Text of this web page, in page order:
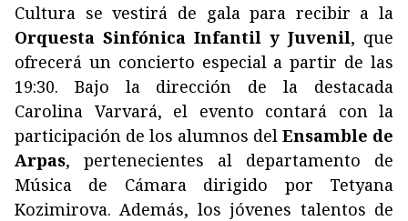
Cultura se vestirá de gala para recibir a la
Orquesta Sinfónica Infantil y Juvenil, que
ofrecerá un concierto especial a partir de las
19:30. Bajo la dirección de la destacada
Carolina Varvará, el evento contará con la
participación de los alumnos del Ensamble de
Arpas, pertenecientes al departamento de
Música de Cámara dirigido por Tetyana
Kozimirova. Además, los jóvenes talentos de